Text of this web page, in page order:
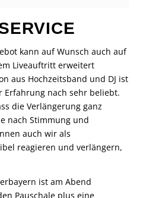
kann auf Wunsch auch auf
Liveauftritt erweitert
aus Hochzeitsband und DJ ist
Erfahrung nach sehr beliebt.
die Verlängerung ganz
nach Stimmung und
auch wir als
reagieren und verlängern,
ist am Abend
Pauschale plus eine